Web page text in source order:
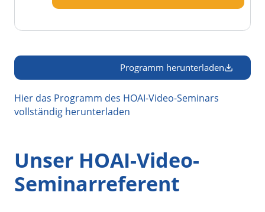
Programm herunterladen
Hier das Programm des HOAI-Video-Seminars
vollständig herunterladen
Unser HOAI-Video-
Seminarreferent